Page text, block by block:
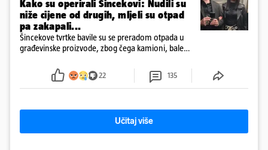
Kako su operirali Šincekovi: Nudili su
niže cijene od drugih, mljeli su otpad
pa zakapali...
Šincekove tvrtke bavile su se preradom otpada u
građevinske proizvode, zbog čega kamioni, bale
22 135
Učitaj više